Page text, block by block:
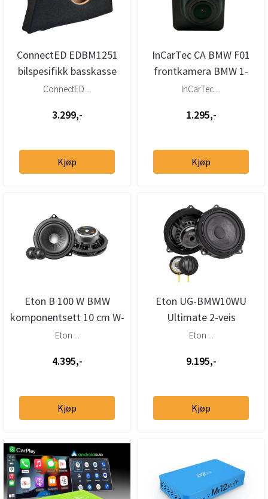
ConnectED EDBM1251
bilspesifikk basskasse
10” BMW 1-serie (F20)
ConnectED ...
3.299,-
Kjøp
InCarTec CA BMW F01
frontkamera BMW 1-
serie 2015–2019
InCarTec ...
1.295,-
Kjøp
Eton B 100 W BMW
komponentsett 10 cm W-
kurv
Eton ...
4.395,-
Kjøp
Eton UG-BMW10WU
Ultimate 2-veis
høyttalersett BMW med
Eton ...
9.195,-
Kjøp